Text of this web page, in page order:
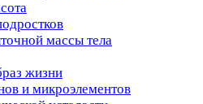
массы тела
жизни
и микроэлементов